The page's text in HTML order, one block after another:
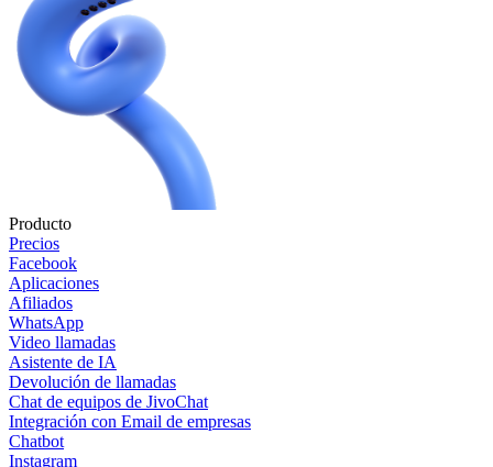
Producto
Precios
Facebook
Aplicaciones
Afiliados
WhatsApp
Video llamadas
Asistente de IA
Devolución de llamadas
Chat de equipos de JivoChat
Integración con Email de empresas
Chatbot
Instagram